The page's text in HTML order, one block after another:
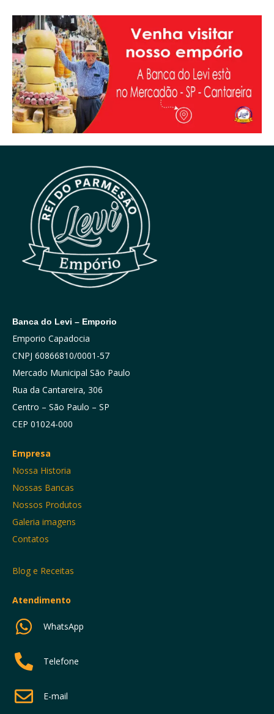
Banca do Levi – Emporio
Emporio Capadocia
CNPJ 60866810/0001-57
Mercado Municipal São Paulo
Rua da Cantareira, 306
Centro – São Paulo – SP
CEP 01024-000
Empresa
Nossa Historia
Nossas Bancas
Nossos Produtos
Galeria imagens
Contatos
Blog e Receitas
Atendimento
WhatsApp
Telefone
E-mail